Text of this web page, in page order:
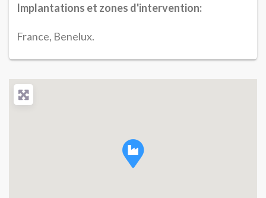
Implantations et zones d'intervention:
France, Benelux.